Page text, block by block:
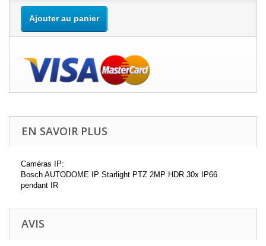
Ajouter au panier
EN SAVOIR PLUS
Caméras IP:
Bosch AUTODOME IP Starlight PTZ 2MP HDR 30x IP66
pendant IR
AVIS